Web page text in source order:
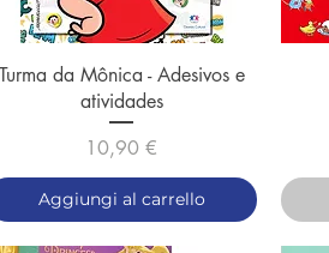
Vista rapida
Turma da Mônica - Adesivos e
atividades
Prezzo
10,90 €
Aggiungi al carrello